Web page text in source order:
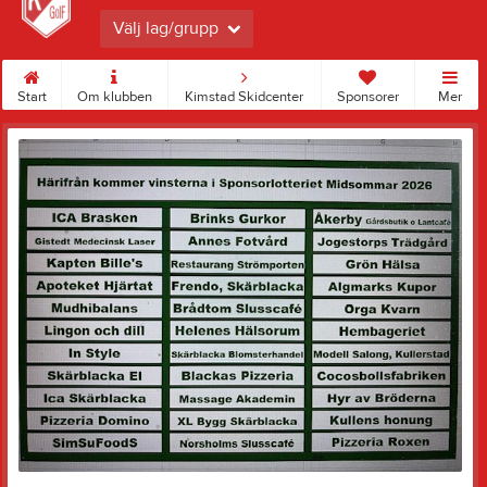
Välj lag/grupp
Start Om klubben Kimstad Skidcenter Sponsorer Mer